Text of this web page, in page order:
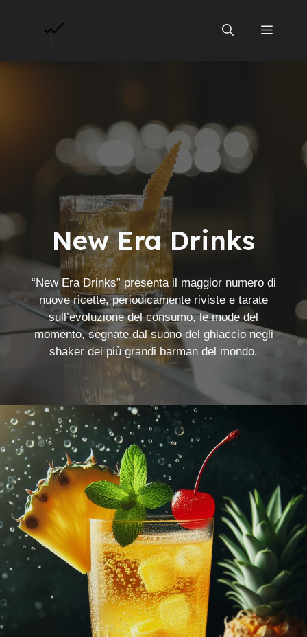
Menu
New Era Drinks
“New Era Drinks” presenta il maggior numero di
nuove ricette, periodicamente riviste e tarate
sull’evoluzione del consumo, le mode del
momento, segnate dal suono del ghiaccio negli
shaker dei più grandi barman del mondo.